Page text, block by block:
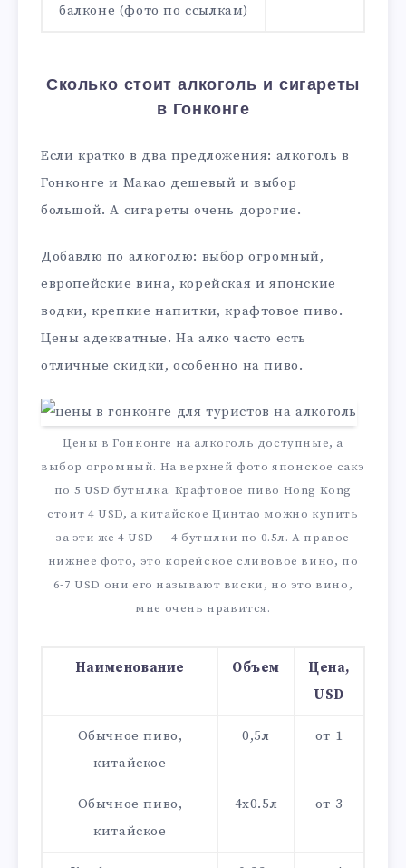
балконе (фото по ссылкам)
Сколько стоит алкоголь и сигареты
в Гонконге
Если кратко в два предложения: алкоголь в
Гонконге и Макао дешевый и выбор
большой. А сигареты очень дорогие.
Добавлю по алкоголю: выбор огромный,
европейские вина, корейская и японские
водки, крепкие напитки, крафтовое пиво.
Цены адекватные. На алко часто есть
отличные скидки, особенно на пиво.
Цены в Гонконге на алкоголь доступные, а
выбор огромный. На верхней фото японское сакэ
по 5 USD бутылка. Крафтовое пиво Hong Kong
стоит 4 USD, а китайское Цинтао можно купить
за эти же 4 USD — 4 бутылки по 0.5л. А правое
нижнее фото, это корейское сливовое вино, по
6-7 USD они его называют виски, но это вино,
мне очень нравится.
Наименование Объем
Цена,
USD
Обычное пиво,
китайское
0,5л от 1
Обычное пиво,
китайское
4х0.5л от 3